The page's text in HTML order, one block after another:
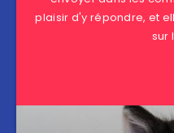
plaisir d'y répondre, et
sur